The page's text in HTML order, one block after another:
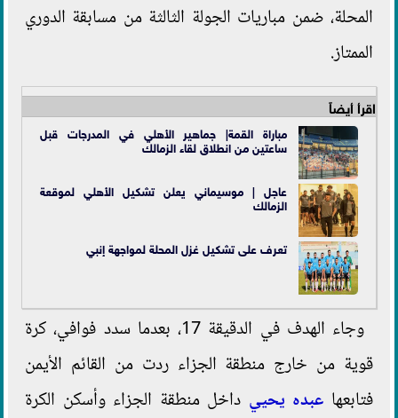
المحلة، ضمن مباريات الجولة الثالثة من مسابقة الدوري
الممتاز.
اقرأ أيضاً
مباراة القمة| جماهير الأهلي في المدرجات قبل
ساعتين من انطلاق لقاء الزمالك
عاجل | موسيماني يعلن تشكيل الأهلي لموقعة
الزمالك
تعرف على تشكيل غزل المحلة لمواجهةإنبي
وجاء الهدف في الدقيقة 17، بعدما سدد فوافي، كرة
قوية من خارج منطقة الجزاء ردت من القائم الأيمن
فتابعها عبده يحيي داخل منطقة الجزاء وأسكن الكرة